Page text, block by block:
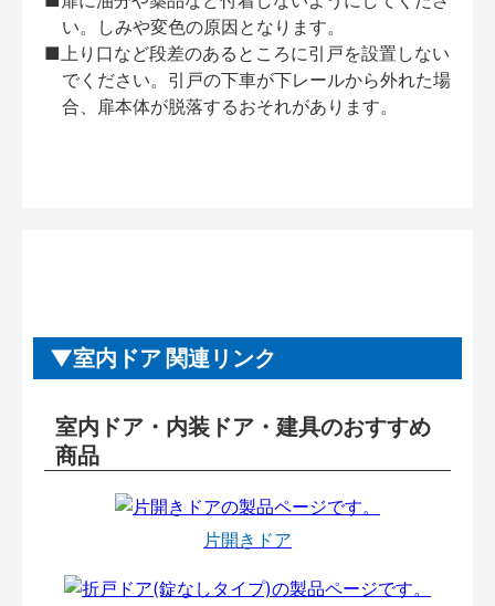
い。しみや変色の原因となります。
■上り口など段差のあるところに引戸を設置しない
でください。引戸の下車が下レールから外れた場
合、扉本体が脱落するおそれがあります。
室内ドア 関連リンク
室内ドア・内装ドア・建具のおすすめ
商品
片開きドア